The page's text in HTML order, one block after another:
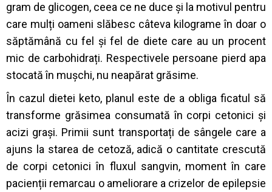
gram de glicogen, ceea ce ne duce și la motivul pentru
care mulți oameni slăbesc câteva kilograme în doar o
săptămână cu fel și fel de diete care au un procent
mic de carbohidrați. Respectivele persoane pierd apa
stocată în mușchi, nu neapărat grăsime.
În cazul dietei keto, planul este de a obliga ficatul să
transforme grăsimea consumată în corpi cetonici și
acizi grași. Primii sunt transportați de sângele care a
ajuns la starea de cetoză, adică o cantitate crescută
de corpi cetonici în fluxul sangvin, moment în care
pacienții remarcau o ameliorare a crizelor de epilepsie